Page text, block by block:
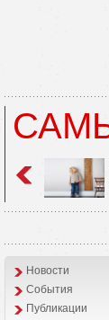
Новости
События
Публикации